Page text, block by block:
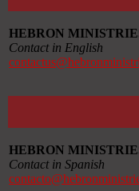
HEBRON
Contact in English
HEBRON
Contact in Spanish